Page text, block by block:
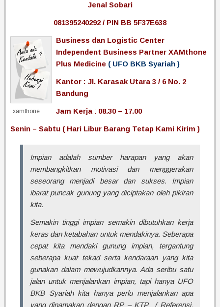
Jenal Sobari
081395240292 / PIN BB 5F37E638
xamthone
Business dan Logistic Center
Independent Business Partner XAMthone
Plus Medicine ( UFO BKB Syariah )
Kantor : Jl. Karasak Utara 3 / 6 No. 2
Bandung
Jam Kerja : 08.30 – 17.00
Senin – Sabtu ( Hari Libur Barang Tetap Kami Kirim )
Impian adalah sumber harapan yang akan
membangkitkan motivasi dan menggerakan
seseorang menjadi besar dan sukses. Impian
ibarat puncak gunung yang diciptakan oleh pikiran
kita.
Semakin tinggi impian semakin dibutuhkan kerja
keras dan ketabahan untuk mendakinya. Seberapa
cepat kita mendaki gunung impian, tergantung
seberapa kuat tekad serta kendaraan yang kita
gunakan dalam mewujudkannya. Ada seribu satu
jalan untuk menjalankan impian, tapi hanya UFO
BKB Syariah kita hanya perlu menjalankan apa
yang dinamakan dengan RP – KTP ( Referensi,